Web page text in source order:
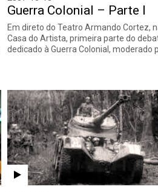
Guerra Colonial – Parte I
Em direto do Teatro Armando Cortez,
Casa do Artista, primeira parte do
dedicado à Guerra Colonial, moderado